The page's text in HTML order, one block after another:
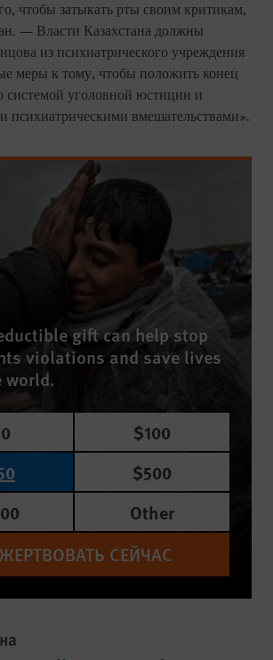
чтобы затыкать рты своим критикам,
— Власти Казахстана должны
из психиатрического учреждения
меры к тому, чтобы положить конец
системой уголовной юстиции и
психиатрическими вмешательствами».
gift can help stop
violations and save lives
world.
$100
$500
Other
СЕЙЧАС